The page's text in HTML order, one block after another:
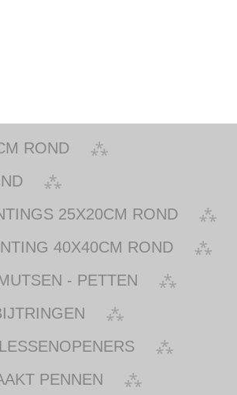
ROND
25X20CM ROND
40X40CM ROND
- PETTEN
PENNEN